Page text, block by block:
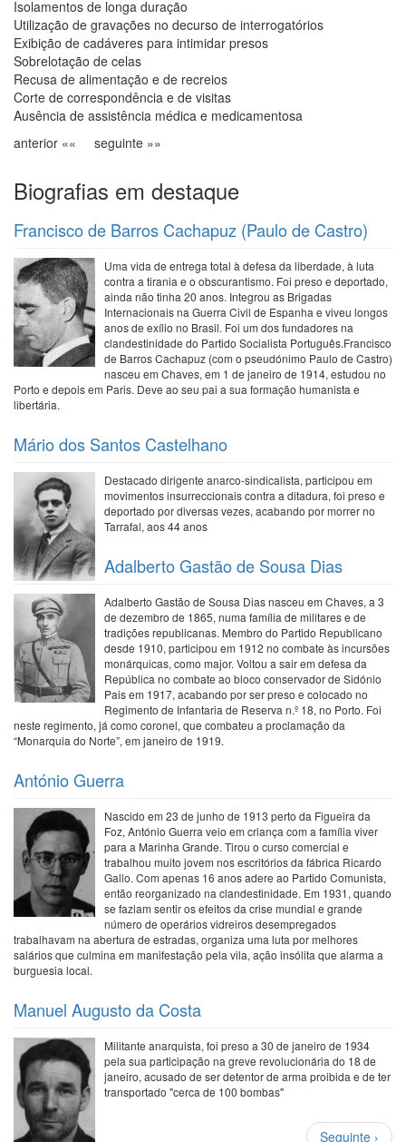
Isolamentos de longa duração
Utilização de gravações no decurso de interrogatórios
Exibição de cadáveres para intimidar presos
Sobrelotação de celas
Recusa de alimentação e de recreios
Corte de correspondência e de visitas
Ausência de assistência médica e medicamentosa
anterior «« seguinte »»
Biografias em destaque
Francisco de Barros Cachapuz (Paulo de Castro)
Uma vida de entrega total à defesa da liberdade, à luta
contra a tirania e o obscurantismo. Foi preso e deportado,
ainda não tinha 20 anos. Integrou as Brigadas
Internacionais na Guerra Civil de Espanha e viveu longos
anos de exílio no Brasil. Foi um dos fundadores na
clandestinidade do Partido Socialista Português.Francisco
de Barros Cachapuz (com o pseudónimo Paulo de Castro)
nasceu em Chaves, em 1 de janeiro de 1914, estudou no
Porto e depois em Paris. Deve ao seu pai a sua formação humanista e
libertária.
Mário dos Santos Castelhano
Destacado dirigente anarco-sindicalista, participou em
movimentos insurreccionais contra a ditadura, foi preso e
deportado por diversas vezes, acabando por morrer no
Tarrafal, aos 44 anos
Adalberto Gastão de Sousa Dias
Adalberto Gastão de Sousa Dias nasceu em Chaves, a 3
de dezembro de 1865, numa família de militares e de
tradições republicanas. Membro do Partido Republicano
desde 1910, participou em 1912 no combate às incursões
monárquicas, como major. Voltou a sair em defesa da
República no combate ao bloco conservador de Sidónio
Pais em 1917, acabando por ser preso e colocado no
Regimento de Infantaria de Reserva n.º 18, no Porto. Foi
neste regimento, já como coronel, que combateu a proclamação da
“Monarquia do Norte”, em janeiro de 1919.
António Guerra
Nascido em 23 de junho de 1913 perto da Figueira da
Foz, António Guerra veio em criança com a família viver
para a Marinha Grande. Tirou o curso comercial e
trabalhou muito jovem nos escritórios da fábrica Ricardo
Gallo. Com apenas 16 anos adere ao Partido Comunista,
então reorganizado na clandestinidade. Em 1931, quando
se faziam sentir os efeitos da crise mundial e grande
número de operários vidreiros desempregados
trabalhavam na abertura de estradas, organiza uma luta por melhores
salários que culmina em manifestação pela vila, ação insólita que alarma a
burguesia local.
Manuel Augusto da Costa
Militante anarquista, foi preso a 30 de janeiro de 1934
pela sua participação na greve revolucionária do 18 de
janeiro, acusado de ser detentor de arma proibida e de ter
transportado "cerca de 100 bombas"
Paginação
Próxima
Seguinte ›